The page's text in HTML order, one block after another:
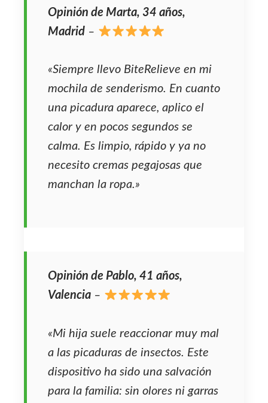
Opinión de Marta, 34 años,
Madrid –
«Siempre llevo BiteRelieve en mi
mochila de senderismo. En cuanto
una picadura aparece, aplico el
calor y en pocos segundos se
calma. Es limpio, rápido y ya no
necesito cremas pegajosas que
manchan la ropa.»
Opinión de Pablo, 41 años,
Valencia –
«Mi hija suele reaccionar muy mal
a las picaduras de insectos. Este
dispositivo ha sido una salvación
para la familia: sin olores ni garras